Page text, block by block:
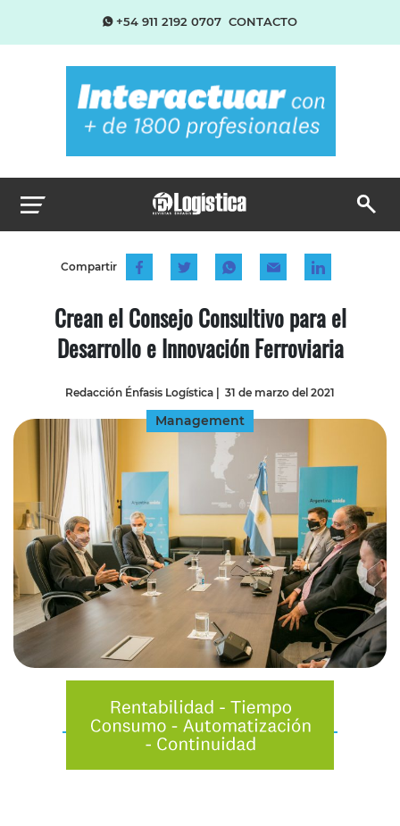
+54 911 2192 0707 CONTACTO
Compartir
Crean el Consejo Consultivo para el
Desarrollo e Innovación Ferroviaria
Redacción Énfasis Logística | 31 de marzo del 2021
Management